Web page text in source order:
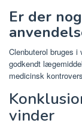
Er der
Clenbuterol bruges
godkendt
medicinsk
vinder